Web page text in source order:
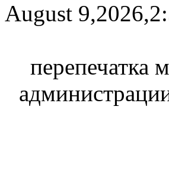
August
перепечатка